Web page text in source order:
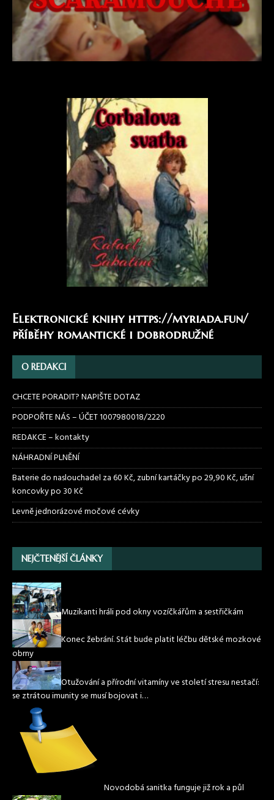
Elektronické knihy https://myriada.fun/
příběhy romantické i dobrodružné
O REDAKCI
CHCETE PORADIT? NAPIŠTE DOTAZ
PODPOŘTE NÁS – ÚČET 1007980018/2220
REDAKCE – kontakty
NÁHRADNÍ PLNĚNÍ
Baterie do naslouchadel za 60 Kč, zubní kartáčky po 29,90 Kč, ušní
koncovky po 30 Kč
Levně jednorázové močové cévky
NEJČTENĚJŠÍ ČLÁNKY
Muzikanti hráli pod okny vozíčkářům a sestřičkám
Konec žebrání. Stát bude platit léčbu dětské mozkové
obrny
Otužování a přírodní vitamíny ve století stresu nestačí:
se ztrátou imunity se musí bojovat i…
Novodobá sanitka funguje již rok a půl